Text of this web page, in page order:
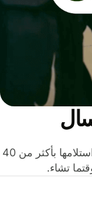
وفّر المال عند إرسال الأموال وإنفاقها واستلامها بأكثر من 40
تشاء.